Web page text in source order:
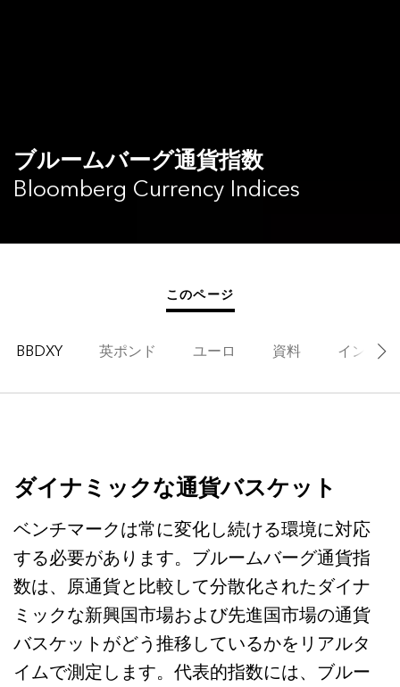
ブルームバーグ通貨指数
Bloomberg Currency Indices
このページ
BBDXY 英ポンド ユーロ 資料 インデッ
ダイナミックな通貨バスケット
ベンチマークは常に変化し続ける環境に対応
する必要があります。ブルームバーグ通貨指
数は、原通貨と比較して分散化されたダイナ
ミックな新興国市場および先進国市場の通貨
バスケットがどう推移しているかをリアルタ
イムで測定します。代表的指数には、ブルー